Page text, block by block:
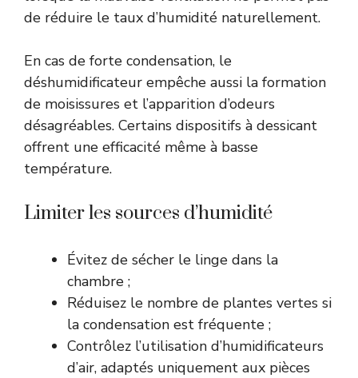
de réduire le taux d’humidité naturellement.
En cas de forte condensation, le
déshumidificateur empêche aussi la formation
de moisissures et l’apparition d’odeurs
désagréables. Certains dispositifs à dessicant
offrent une efficacité même à basse
température.
Limiter les sources d’humidité
Évitez de sécher le linge dans la
chambre ;
Réduisez le nombre de plantes vertes si
la condensation est fréquente ;
Contrôlez l’utilisation d’humidificateurs
d’air, adaptés uniquement aux pièces